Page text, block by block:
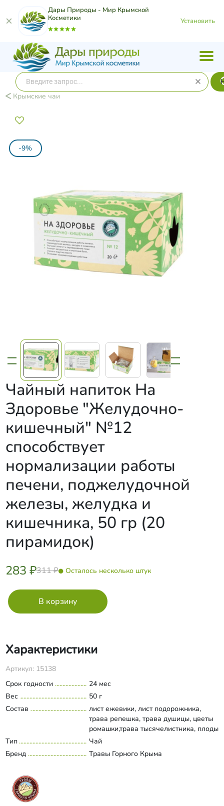
Дары Природы - Мир Крымской
Косметики
Установить
Крымские чаи
-9%
Чайный напиток На
Здоровье "Желудочно-
кишечный" №12
способствует
нормализации работы
печени, поджелудочной
железы, желудка и
кишечника​, 50 гр (20
пирамидок)
283 ₽311 ₽ Осталось несколько штук
Характеристики
Артикул: 15138
Срок годности
24 мес
Вес
50 г
Состав
лист ежевики, лист подорожника,
трава репешка, трава душицы, цветы
ромашки,трава тысячелистника, плоды
шиповника, лепесток подсолнечника,
листья мяты перечной, трава
зверобоя
Тип
Чай
Бренд
Травы Горного Крыма